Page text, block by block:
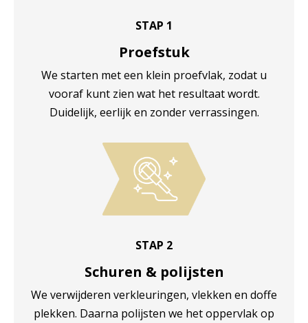
STAP 1
Proefstuk
We starten met een klein proefvlak, zodat u
vooraf kunt zien wat het resultaat wordt.
Duidelijk, eerlijk en zonder verrassingen.
STAP 2
Schuren & polijsten
We verwijderen verkleuringen, vlekken en doffe
plekken. Daarna polijsten we het oppervlak op